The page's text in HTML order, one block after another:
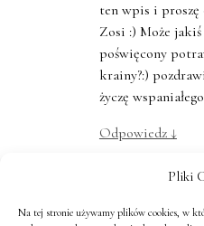
Pliki
Na tej stronie używamy plików cookies, w
ten wpis i
Zosi :) Może jakiś
poświęcony
krainy?:)
życzę
Odpowiedz ↓
12 lat
piękne zdjęcia :)